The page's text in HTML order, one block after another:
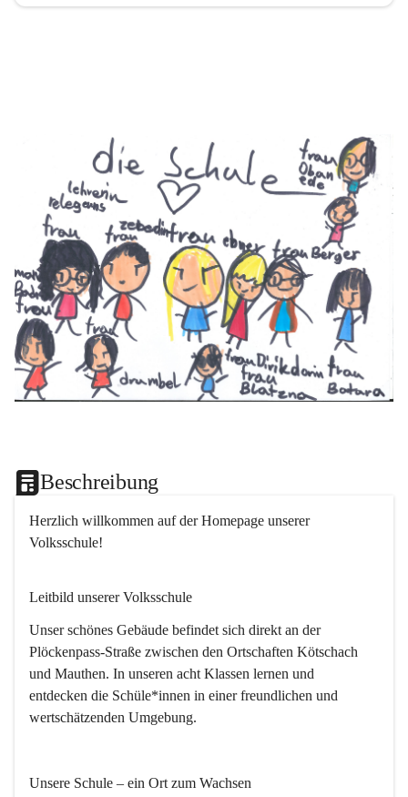
Beschreibung
Herzlich willkommen auf der Homepage unserer
Volksschule!
Leitbild unserer Volksschule
Unser schönes Gebäude befindet sich direkt an der
Plöckenpass-Straße zwischen den Ortschaften Kötschach
und Mauthen. In unseren acht Klassen lernen und
entdecken die Schüle*innen in einer freundlichen und
wertschätzenden Umgebung.
Unsere Schule – ein Ort zum Wachsen